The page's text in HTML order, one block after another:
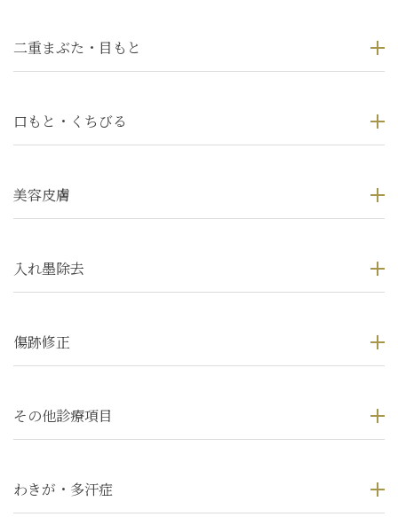
二重まぶた・目もと
口もと・くちびる
美容皮膚
入れ墨除去
傷跡修正
その他診療項目
わきが・多汗症